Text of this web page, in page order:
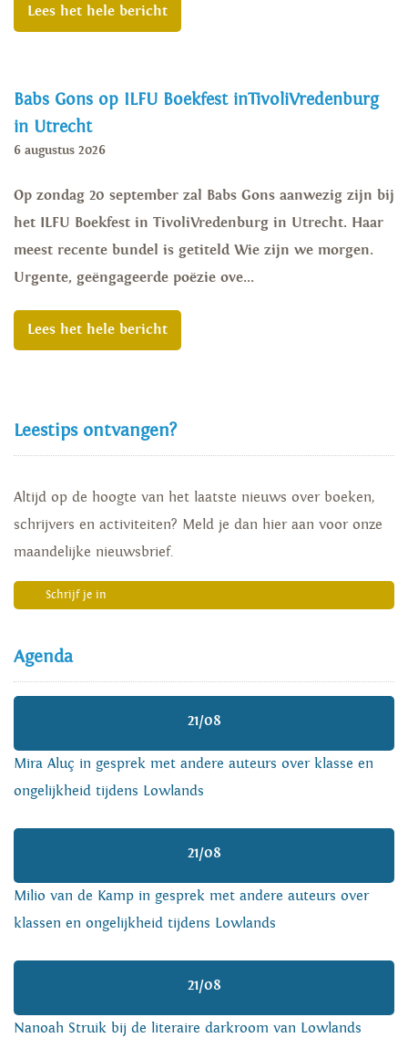
Lees het hele bericht
Babs Gons op ILFU Boekfest inTivoliVredenburg
in Utrecht
6 augustus 2026
Op zondag 20 september zal Babs Gons aanwezig zijn bij
het ILFU Boekfest in TivoliVredenburg in Utrecht. Haar
meest recente bundel is getiteld Wie zijn we morgen.
Urgente, geëngageerde poëzie ove...
Lees het hele bericht
Leestips ontvangen?
Altijd op de hoogte van het laatste nieuws over boeken,
schrijvers en activiteiten? Meld je dan hier aan voor onze
maandelijke nieuwsbrief.
Schrijf je in
Agenda
21/08
Mira Aluç in gesprek met andere auteurs over klasse en
ongelijkheid tijdens Lowlands
21/08
Milio van de Kamp in gesprek met andere auteurs over
klassen en ongelijkheid tijdens Lowlands
21/08
Nanoah Struik bij de literaire darkroom van Lowlands